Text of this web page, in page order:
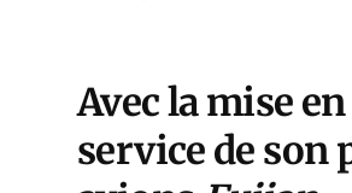
Avec la mise en
service de son